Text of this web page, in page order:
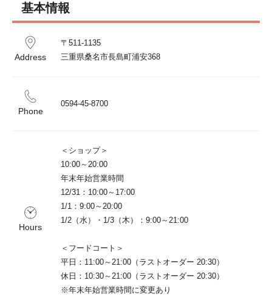
基本情報
Address
〒511-1135
Phone
0594-45-8700
Hours
＜ショップ＞
10:00～20:00
年末年始営業時間
12/31：10:00～17:00
1/1：9:00～20:00
1/2（水）・1/3（木）：9:00～21:00
＜フードコート＞
平日：11:00～21:00（ラストオーダー 20:30）
休日：10:30～21:00（ラストオーダー 20:30）